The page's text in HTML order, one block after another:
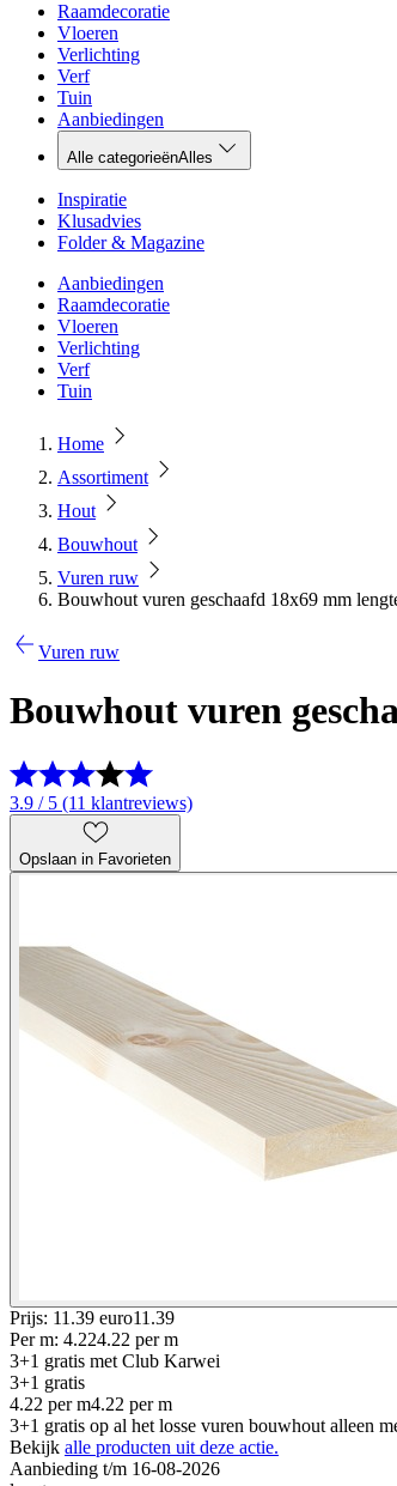
Raamdecoratie
Vloeren
Verlichting
Verf
Tuin
Aanbiedingen
Alle categorieënAlles
Inspiratie
Klusadvies
Folder & Magazine
Aanbiedingen
Raamdecoratie
Vloeren
Verlichting
Verf
Tuin
Home
Assortiment
Hout
Bouwhout
Vuren ruw
Bouwhout vuren geschaafd 18x69 mm
Vuren ruw
Bouwhout vuren
3.9 / 5 (11 klantreviews)
Opslaan in Favorieten
Prijs: 11.39 euro11 .39
Per m: 4.224.22 per m
3+1 gratis met Club Karwei
3+1 gratis
4.22 per m4.22 per m
3+1 gratis op al het losse vuren bouwhout alleen
Bekijk alle producten uit deze actie.
Aanbieding t/m 16-08-2026